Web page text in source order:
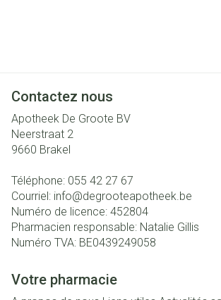
Contactez nous
Apotheek De Groote BV
Neerstraat 2
9660 Brakel
Téléphone: 055 42 27 67
Courriel: info@degrooteapotheek.be
Numéro de licence: 452804
Pharmacien responsable: Natalie Gillis
Numéro TVA: BE0439249058
Votre pharmacie